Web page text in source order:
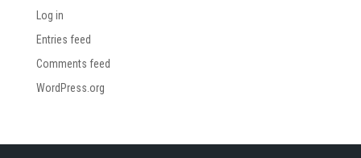
Log in
Entries feed
Comments feed
WordPress.org